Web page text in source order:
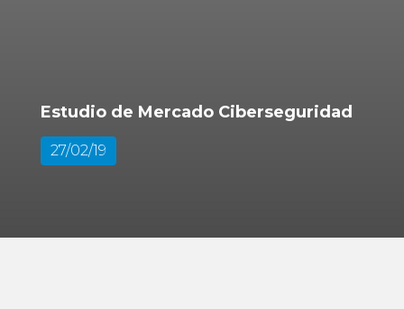
Estudio de Mercado Ciberseguridad
27/02/19